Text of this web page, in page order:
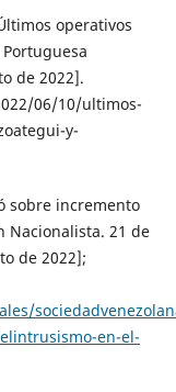
operativos
de 2022].
06/10/ultimos-
y-
sobre incremento
Nacionalista. 21 de
de 2022];
en-el-